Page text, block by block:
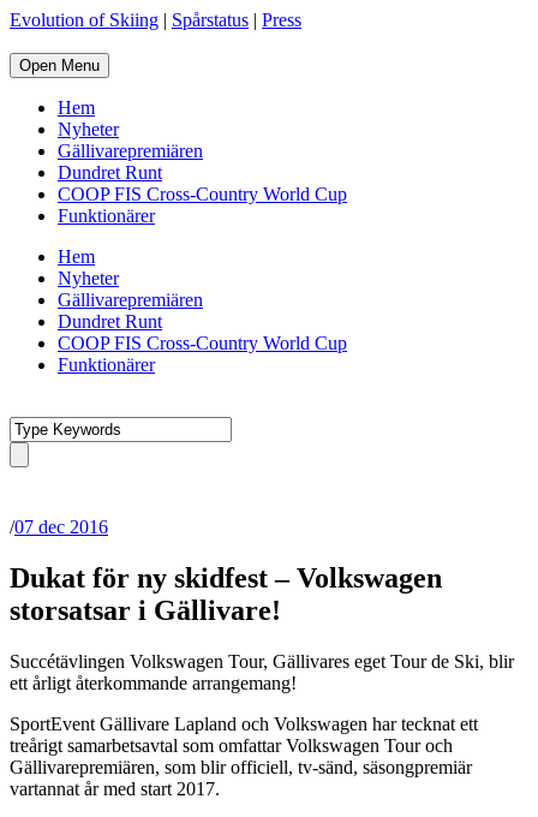
Evolution of Skiing | Spårstatus | Press
Open Menu
Hem
Nyheter
Gällivarepremiären
Dundret Runt
COOP FIS Cross-Country World Cup
Funktionärer
Hem
Nyheter
Gällivarepremiären
Dundret Runt
COOP FIS Cross-Country World Cup
Funktionärer
/07 dec 2016
Dukat för ny skidfest – Volkswagen
storsatsar i Gällivare!
Succétävlingen Volkswagen Tour, Gällivares eget Tour de Ski, blir
ett årligt återkommande arrangemang!
SportEvent Gällivare Lapland och Volkswagen har tecknat ett
treårigt samarbetsavtal som omfattar Volkswagen Tour och
Gällivarepremiären, som blir officiell, tv-sänd, säsongpremiär
vartannat år med start 2017.